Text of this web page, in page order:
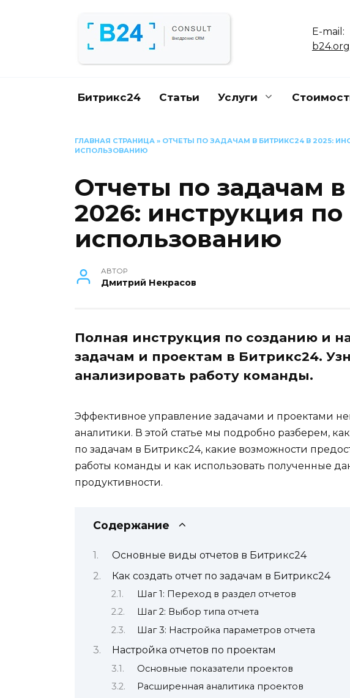
E-mail:
Битрикс24 Статьи Услуги
ГЛАВНАЯ СТРАНИЦА » ОТЧЕТЫ ПО ЗАДАЧАМ В БИТРИКС24 В 2025:
ИСПОЛЬЗОВАНИЮ
Отчеты по задачам
2026: инструкция
использованию
АВТОР
Дмитрий Некрасов
Полная инструкция по созданию и
задачам и проектам в Битрикс24.
анализировать работу команды.
Эффективное управление задачами и проектами
аналитики. В этой статье мы подробно разберем,
по задачам в Битрикс24, какие возможности
работы команды и как использовать полученные
продуктивности.
Содержание
Основные виды отчетов в Битрикс24
Как создать отчет по задачам в Битрикс24
Шаг 1: Переход в раздел отчетов
Шаг 2: Выбор типа отчета
Шаг 3: Настройка параметров отчета
Настройка отчетов по проектам
Основные показатели проектов
Расширенная аналитика проектов